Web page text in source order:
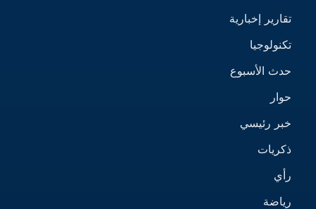
تقارير إخبارية
تكنولوجيا
حدث الأسبوع
حوار
خبر رئيسي
ذكريات
رأي
رياضة